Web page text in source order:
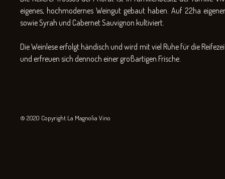
eigenes, hochmodernes Weingut gebaut haben. Auf 22ha
sowie Syrah und Cabernet Sauvignon kultiviert.
Die Weinlese erfolgt händisch und wird mit viel Ruhe für die
und erfreuen sich dennoch einer großartigen Frische.
© 2020 Copyright La Magnolia Vino